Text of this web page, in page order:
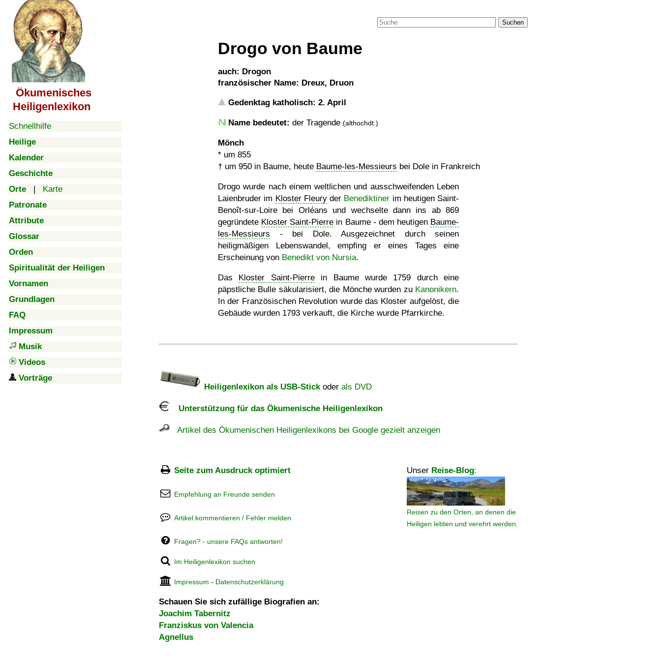
Ökumenisches
Heiligenlexikon
Schnellhilfe
Heilige
Kalender
Geschichte
Orte | Karte
Patronate
Attribute
Glossar
Orden
Spiritualität der Heiligen
Vornamen
Grundlagen
FAQ
Impressum
Musik
Videos
Vorträge
Suchen
Drogo von Baume
auch: Drogon
französischer Name: Dreux, Druon
Gedenktag katholisch: 2. April
Name bedeutet: der Tragende (althochdt.)
Mönch
* um 855
† um 950 in Baume, heute Baume-les-Messieurs bei Dole in Frankreich
Drogo wurde nach einem weltlichen und ausschweifenden Leben
Laienbruder im Kloster Fleuryder Benediktiner im heutigen Saint-
Benoît-sur-Loire bei Orléans und wechselte dann ins ab 869
gegründete Kloster Saint-Pierre in Baume - dem heutigen Baume-
les-Messieurs - bei Dole. Ausgezeichnet durch seinen
heiligmäßigen Lebenswandel, empfing er eines Tages eine
Erscheinung von Benedikt von Nursia.
Das Kloster Saint-Pierrein Baume wurde 1759 durch eine
päpstliche Bulle säkularisiert, die Mönche wurden zu Kanonikern.
In der Französischen Revolution wurde das Kloster aufgelöst, die
Gebäude wurden 1793 verkauft, die Kirche wurde Pfarrkirche.
Heiligenlexikon als USB-Stickoder als DVD
Unterstützung für das Ökumenische Heiligenlexikon
Artikel des Ökumenischen Heiligenlexikons bei Google gezielt anzeigen
Seite zum Ausdruck optimiert Unser Reise-Blog:
Reisen zu den Orten, an denen die
Heiligen lebten und verehrt werden.
Empfehlung an Freunde senden
Artikel kommentieren / Fehler melden
Fragen? - unsere FAQs antworten!
Im Heiligenlexikon suchen
Impressum - Datenschutzerklärung
Schauen Sie sich zufällige Biografien an:
Joachim Tabernitz
Franziskus von Valencia
Agnellus